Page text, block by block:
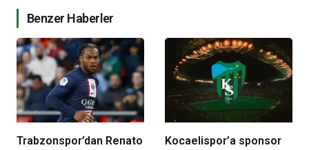
Benzer Haberler
Trabzonspor’dan Renato
Kocaelispor’a sponsor